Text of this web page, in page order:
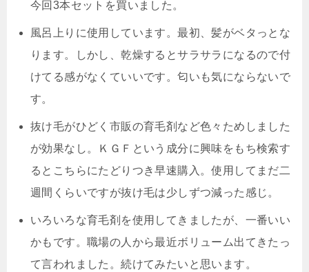
今回3本セットを買いました。
風呂上りに使用しています。最初、髪がベタっとな
ります。しかし、乾燥するとサラサラになるので付
けてる感がなくていいです。匂いも気にならないで
す。
抜け毛がひどく市販の育毛剤など色々ためしました
が効果なし。
ＫＧＦという成分に興味をもち検索す
るとこちらにたどりつき早速購入。使用してまだ二
週間くらいですが抜け毛は少しずつ減った感じ。
いろいろな育毛剤を使用してきましたが、一番いい
かもです。職場の人から最近ボリューム出てきたっ
て言われました。続けてみたいと思います。